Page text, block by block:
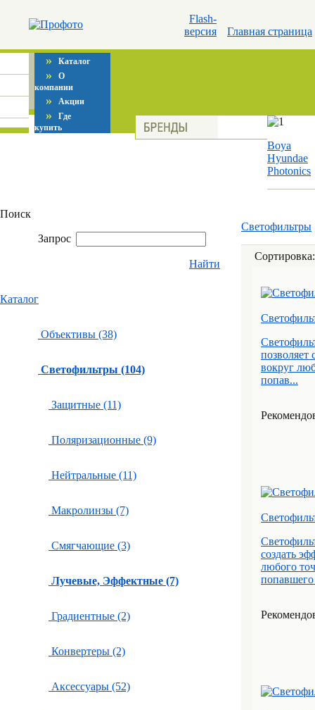
Flash-
версия
Главная страница
» Каталог
» О
компании
» Акции
» Где
купить
Boya
Hyundae
Photonics
Поиск
Запрос
Найти
Каталог
Объективы (38)
Светофильтры (104)
Защитные (11)
Поляризационные (9)
Нейтральные (11)
Макролинзы (7)
Смягчающие (3)
Лучевые, Эффектные (7)
Градиентные (2)
Конвертеры (2)
Аксессуары (52)
Светофильтры
позволяет
вокруг
попав...
создать
любого